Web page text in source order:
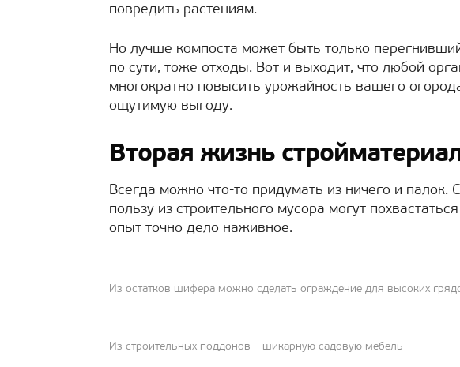
повредить растениям.
Но лучше компоста может быть только
по сути, тоже отходы. Вот и выходит, что любой
многократно повысить урожайность вашего
ощутимую выгоду.
Вторая жизнь
Всегда можно что-то придумать из ничего и палок.
пользу из строительного мусора могут
опыт точно дело наживное.
Из остатков шифера можно сделать ограждение для высоких
Из строительных поддонов – шикарную садовую мебель